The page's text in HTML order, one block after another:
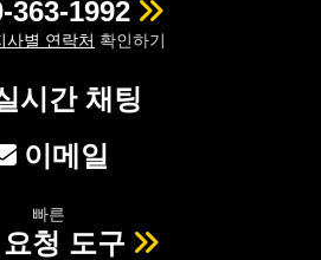
363-1992
사별 연락처 확인하기
시간 채팅
이메일
빠른
청 도구